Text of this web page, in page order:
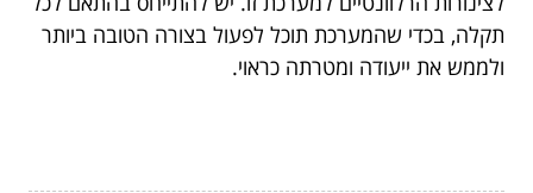
תקלה, בכדי שהמערכת תוכל לפעול בצורה הטובה ביותר
ולממש את ייעודה ומטרתה כראוי.